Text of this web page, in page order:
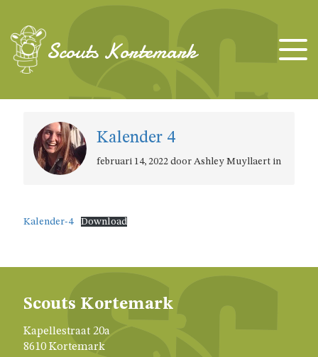
Scouts Kortemark
TAKKEN
KABOUTERS
WELPEN
JONGGIDSEN
JONGVERKENNERS
Kalender 4
februari 14, 2022 door Ashley Muyllaert in
Kalender-4 Download
Scouts Kortemark
Kapellestraat 20a
8610 Kortemark